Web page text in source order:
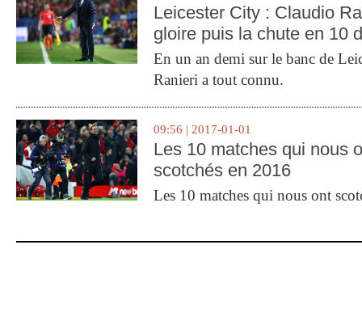
Leicester City : Claudio
gloire puis la chute en 10
En un an demi sur le banc de
Ranieri a tout connu.
09:56 | 2017-01-01
Les 10 matches qui nous
scotchés en 2016
Les 10 matches qui nous ont